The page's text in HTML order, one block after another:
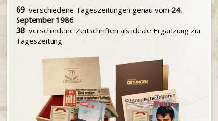
69 verschiedene Tageszeitungen genau vom 24.
September 1986
38 verschiedene Zeitschriften als ideale Ergänzung zur
Tageszeitung